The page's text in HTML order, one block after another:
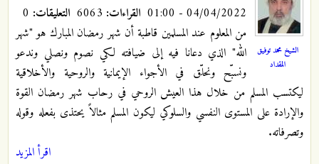
الشيخ محمد توفيق
المقداد
04/04/2022 - 01:00 القراءات: التعليقات:
من المعلوم عند المسلمين قاطبة أن شهر رمضان المبارك هو "شهر
الله" الذي دعانا فيه إلى ضيافته لكي نصوم ونصلي وندعو
ونسبّح ونحلّق في الأجواء الإيمانية والروحية والأخلاقية
ليكتسب المسلم من خلال هذا العيش الروحي في رحاب شهر رمضان القوة
والإرادة على المستوى النفسي والسلوكي ليكون المسلم مثالاً يحتذى بفعله وقوله
وتصرفاته.
اقرأ المزيد